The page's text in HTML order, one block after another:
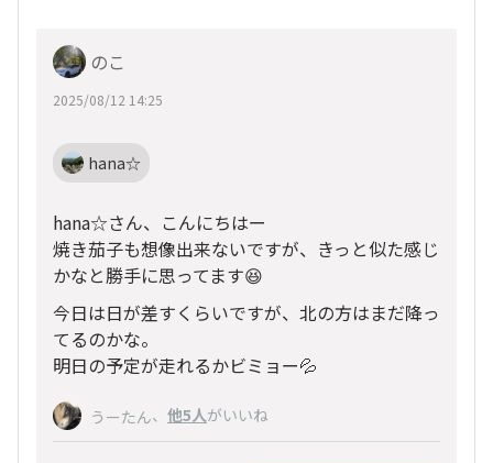
のこ
2025/08/12 14:25
hana☆
hana☆さん、こんにちはー
焼き茄子も想像出来ないですが、きっと似た感じ
かなと勝手に思ってます😆
今日は日が差すくらいですが、北の方はまだ降っ
てるのかな。
明日の予定が走れるかビミョー💦
うーたん、 他5人がいいね